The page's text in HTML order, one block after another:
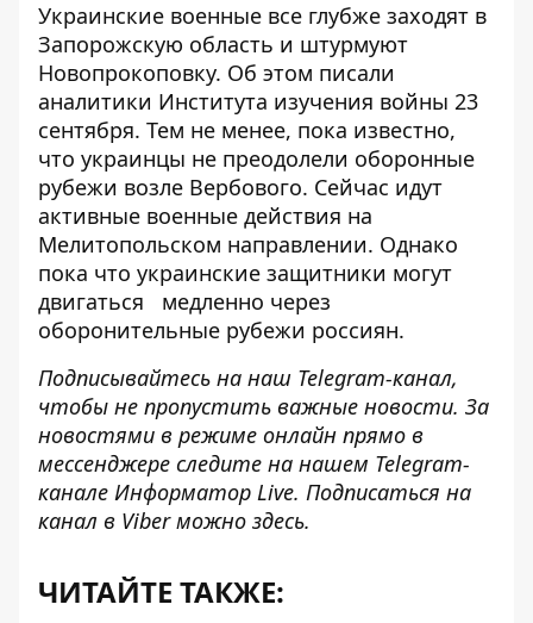
Украинские военные все глубже заходят в
Запорожскую область и штурмуют
Новопрокоповку. Об этом писали
аналитики Института изучения войны 23
сентября. Тем не менее, пока известно,
что украинцы не преодолели оборонные
рубежи возле Вербового. Сейчас идут
активные военные действия на
Мелитопольском направлении. Однако
пока что украинские защитники могут
двигаться медленно через
оборонительные рубежи россиян.
Подписывайтесь на наш Telegram-канал,
чтобы не пропустить важные новости. За
новостями в режиме онлайн прямо в
мессенджере следите на нашем Telegram-
канале Информатор Live. Подписаться на
канал в Viber можно здесь.
ЧИТАЙТЕ ТАКЖЕ: